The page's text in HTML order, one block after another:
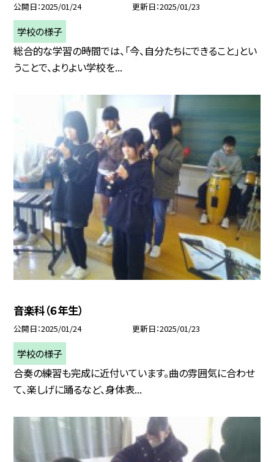
公開日 2025/01/24 更新日 2025/01/23
学校の様子
総合的な学習の時間では、「今、自分たちにできること」とい
うことで、よりよい学校を...
音楽科（６年生）
公開日 2025/01/24 更新日 2025/01/23
学校の様子
合奏の練習も完成に近付いています。曲の雰囲気に合わせ
て、楽しげに踊るなど、身体表...